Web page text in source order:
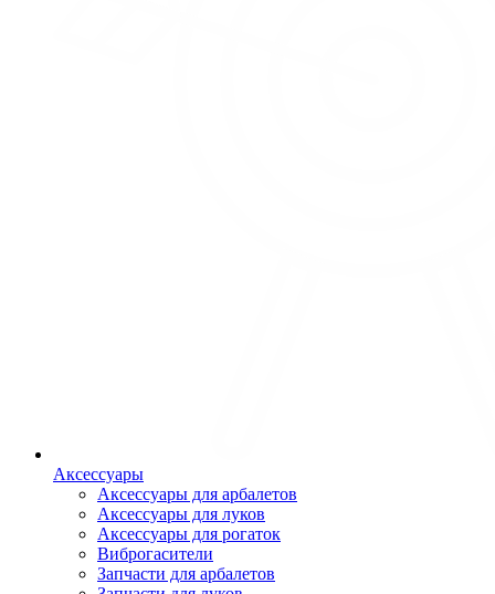
Аксессуары
Аксессуары для арбалетов
Аксессуары для луков
Аксессуары для рогаток
Виброгасители
Запчасти для арбалетов